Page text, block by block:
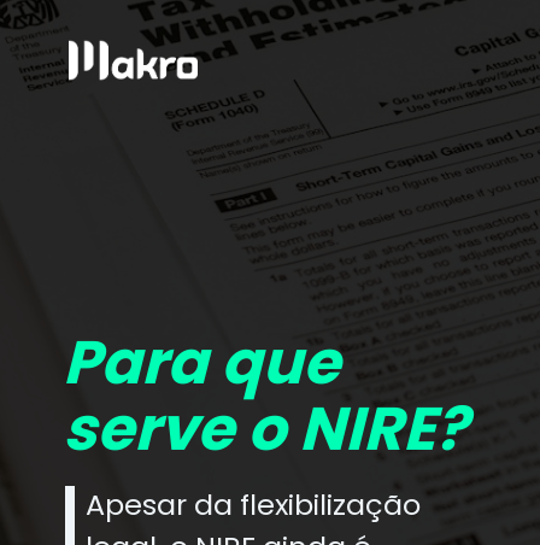
Para que
serve o NIRE?
Apesar da flexibilização